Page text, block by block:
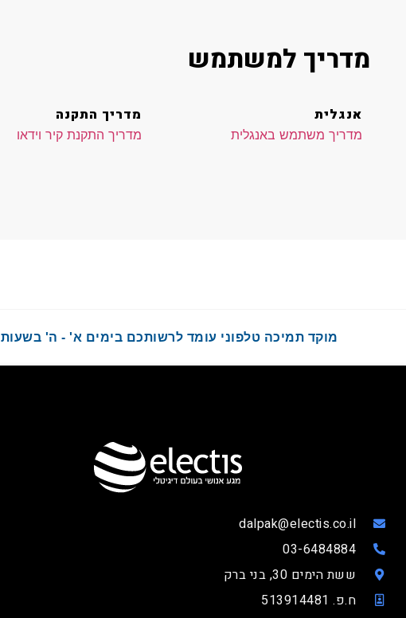
מדריך למשתמש
אנגלית
מדריך משתמש באנגלית
מדריך התקנה
מדריך התקנת קיר וידאו
מוקד תמיכה טלפוני עומד לרשותכם בימים א' - ה' בשעות 9:00 - 17:00
dalpak@electis.co.il
03-6484884
ששת הימים 30, בני ברק
ח.פ. 513914481